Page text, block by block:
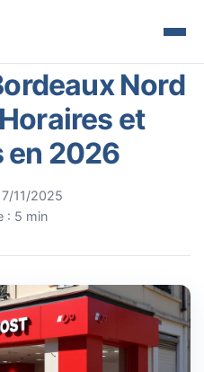
Nord
et
en 2026
11/2025
: 5 min